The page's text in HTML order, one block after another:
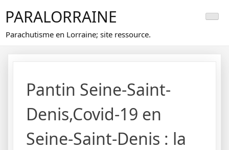
content
PARALORRAINE
Parachutisme en Lorraine; site ressource.
Pantin Seine-Saint-
Denis,Covid-19 en
Seine-Saint-Denis : la